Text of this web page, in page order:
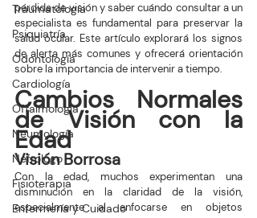
Traumatología
Psiquiatría
Odontología
Cardiología
Oftalmología
Neumología
Nefrologo
Fisioterapia
Enfermería y Cuidado
pérdida de visión y saber cuándo consultar a un
especialista es fundamental para preservar la
salud ocular. Este artículo explorará los signos
de alerta más comunes y ofrecerá orientación
sobre la importancia de intervenir a tiempo.
Cambios Normales
de Visión con la
Edad
Visión Borrosa
Con la edad, muchos experimentan una
disminución en la claridad de la visión,
especialmente al enfocarse en objetos